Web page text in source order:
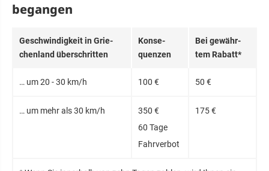
begangen
Ge­schwin­dig­keit in Grie­
chen­land über­schrit­ten
Kon­se­
quen­zen
Bei ge­währ­
tem Ra­batt*
… um 20 - 30 km/h 100 € 50 €
… um mehr als 30 km/h
350 €
60 Tage
Fahr­ver­bot
175 €